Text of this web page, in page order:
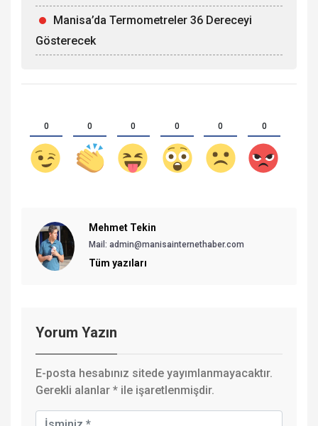
Manisa’da Termometreler 36 Dereceyi
Gösterecek
0 0 0 0 0 0
Mehmet Tekin
Mail: admin@manisainternethaber.com
Tüm yazıları
Yorum Yazın
E-posta hesabınız sitede yayımlanmayacaktır.
Gerekli alanlar * ile işaretlenmişdir.